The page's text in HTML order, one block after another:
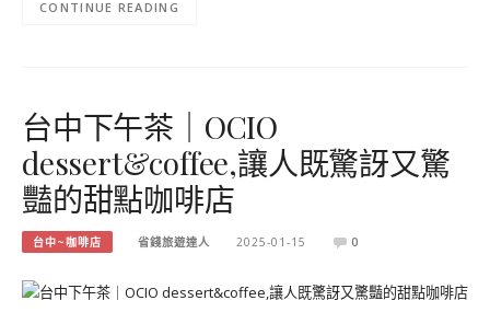
CONTINUE READING
台中下午茶｜OCIO
dessert&coffee,讓人既驚訝又驚
豔的甜點咖啡店
台中~咖啡店 省錢旅遊達人 2025-01-15 0